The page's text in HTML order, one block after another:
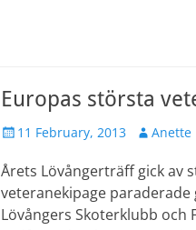
Europas största
Posted
11 February, 2013 Author
Anette
Årets Lövångerträff gick av
veteranekipage
Lövångers Skoterklubb och